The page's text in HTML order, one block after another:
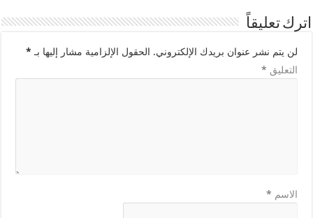
اترك تعليقاً
لن يتم نشر عنوان بريدك الإلكتروني. الحقول الإلزامية مشار إليها بـ *
التعليق *
الاسم *